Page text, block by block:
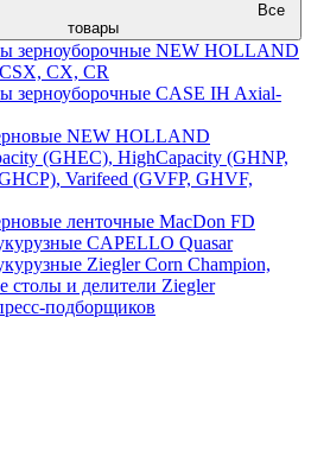
Все
товары
зерноуборочные NEW HOLLAND
CX, CR
зерноуборочные CASE IH Axial-
NEW HOLLAND
(GHEC), HighCapacity (GHNP,
Varifeed (GVFP, GHVF,
ленточные MacDon FD
CAPELLO Quasar
Ziegler Corn Champion,
столы и делители Ziegler
подборщиков